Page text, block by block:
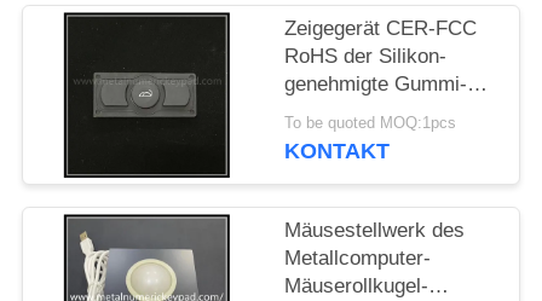
POLICY
Zeigegerät CER-FCC
RoHS der Silikon-
genehmigte Gummi-
Rollkugel-IP67
To be quoted MOQ:1pcs
KONTAKT
Mäusestellwerk des
Metallcomputer-
Mäuserollkugel-